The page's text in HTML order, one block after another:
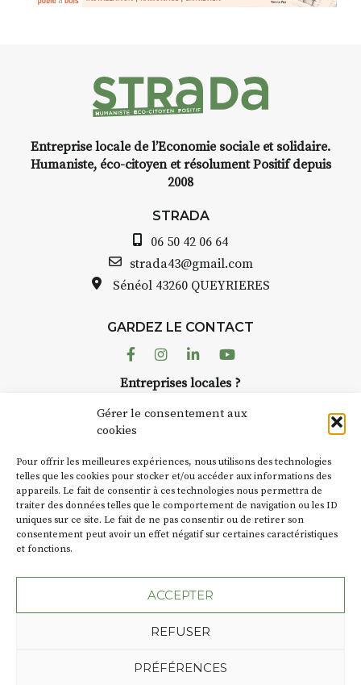
Gérer le consentement aux
cookies
Pour offrir les meilleures expériences, nous utilisons des technologies
telles que les cookies pour stocker et/ou accéder aux informations des
appareils. Le fait de consentir à ces technologies nous permettra de
traiter des données telles que le comportement de navigation ou les ID
uniques sur ce site. Le fait de ne pas consentir ou de retirer son
consentement peut avoir un effet négatif sur certaines caractéristiques
et fonctions.
ACCEPTER
REFUSER
PRÉFÉRENCES
d’Auzon, cette expo-
installation temporaire vous
livre une raison de plus d’aller
faire un tour dans la cité
médiévale du Brivadois cet été.
INTERVIEW
STRADA Bernard Turle, vous
Auzon…
Bernard TURLE Le Fumoir n’est
pas une galerie permanente.
Chaque année, le 1er dimanche
d’août, l’association
artisans investissent les rues, les
caves, les granges d’Auzon. Le
Fumoir est l’un de ces espaces
temporaires d’accueil de la
culture. Il s’associe également à
exemple, l’installation
« off » du festival d’Auzon 2026
SA D’où vient le nom :
Entreprise locale de l’Economie sociale et solidaire.
Humaniste, éco-citoyen et résolument Positif depuis
2008
STRADA
06 50 42 06 64
strada43@gmail.com
Sénéol 43260 QUEYRIERES
GARDEZ LE CONTACT
FacebookInstagram
LinkedinYoutube
Entreprises locales ?
Suivez toute l'actu de Strada
Politique de confidentialité